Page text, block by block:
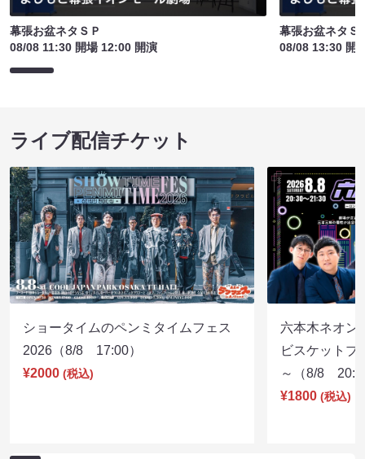
幕張お盆ネタＳＰ
08/08 11:30 開場 12:00 開演
幕張お盆ネタＳ
08/08 13:30 開
ライブ配信チケット
ショータイムのペンミタイムフェス
2026（8/8 17:00）
¥2000 (税込)
六本木ネオン
ビスケットブ
～（8/8
¥1800 (税込)